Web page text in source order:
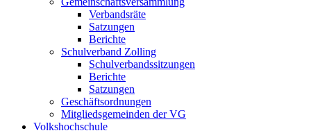
Verbandsräte
Satzungen
Berichte
Schulverband Zolling
Schulverbandssitzungen
Berichte
Satzungen
Geschäftsordnungen
Mitgliedsgemeinden der VG
Volkshochschule